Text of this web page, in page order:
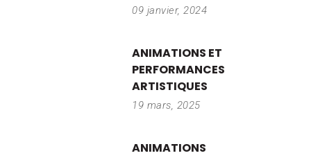
09 janvier, 2024
ANIMATIONS ET
PERFORMANCES
ARTISTIQUES
19 mars, 2025
ANIMATIONS